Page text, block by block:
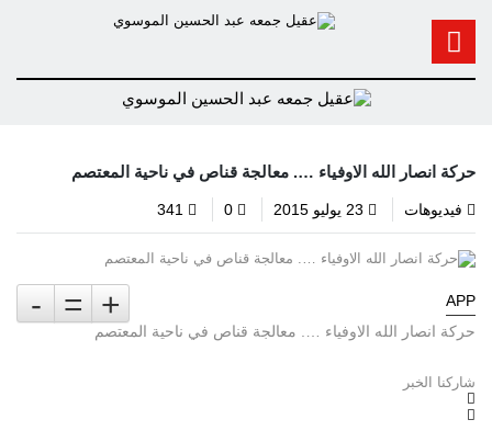
حركة انصار الله الاوفياء …. معالجة قناص في ناحية المعتصم
فيديوهات
APP
+
=
-
حركة انصار الله الاوفياء …. معالجة قناص في ناحية المعتصم
شاركنا الخبر